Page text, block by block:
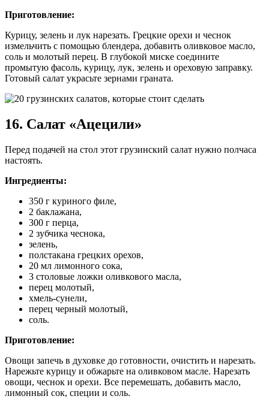
Приготовление:
Курицу, зелень и лук нарезать. Грецкие орехи и чеснок
измельчить с помощью блендера, добавить оливковое масло,
соль и молотый перец. В глубокой миске соедините
промытую фасоль, курицу, лук, зелень и ореховую заправку.
Готовый салат украсьте зернами граната.
16. Салат «Ацецили»
Перед подачей на стол этот грузинский салат нужно полчаса
настоять.
Ингредиенты:
350 г куриного филе,
2 баклажана,
300 г перца,
2 зубчика чеснока,
зелень,
полстакана грецких орехов,
20 мл лимонного сока,
3 столовые ложки оливкового масла,
перец молотый,
хмель-сунели,
перец черный молотый,
соль.
Приготовление:
Овощи запечь в духовке до готовности, очистить и нарезать.
Нарежьте курицу и обжарьте на оливковом масле. Нарезать
овощи, чеснок и орехи. Все перемешать, добавить масло,
лимонный сок, специи и соль.